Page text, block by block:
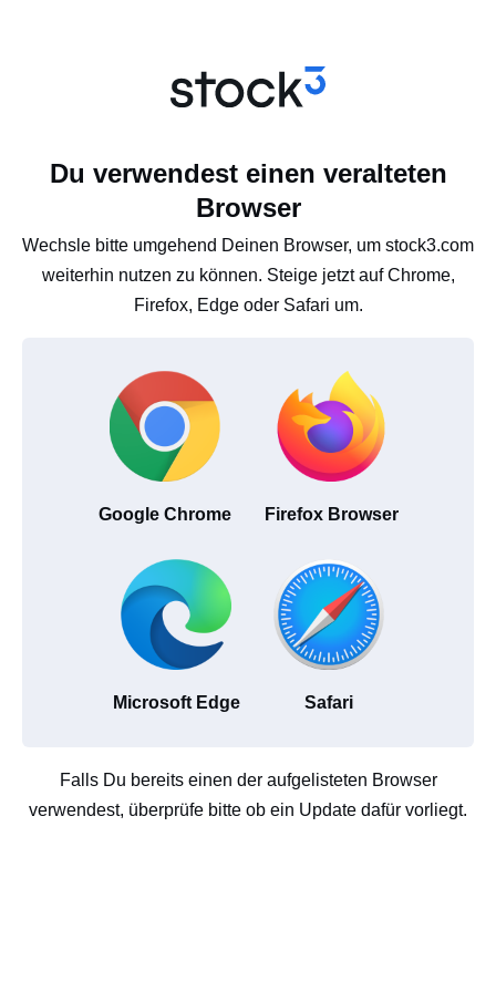
Du verwendest einen veralteten
Browser
Wechsle bitte umgehend Deinen Browser, um stock3.com
weiterhin nutzen zu können. Steige jetzt auf Chrome,
Firefox, Edge oder Safari um.
Google Chrome Firefox Browser
Microsoft Edge Safari
Falls Du bereits einen der aufgelisteten Browser
verwendest, überprüfe bitte ob ein Update dafür vorliegt.